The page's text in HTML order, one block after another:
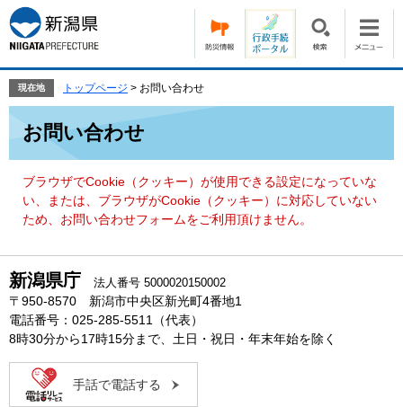
ー
ジ
の
頭
す。
ニ
ュ
ー
飛
て
現在地 トップページ > お問い合わせ
お問い合わせ
ブラウザでCookie（クッキー）が使用できる設定になっていな
い、または、ブラウザがCookie（クッキー）に対応していない
ため、お問い合わせフォームをご利用頂けません。
新潟県庁 法人番号 5000020150002
〒950-8570 新潟市中央区新光町4番地1
電話番号：025-285-5511（代表）
8時30分から17時15分まで、土日・祝日・年末年始を除く
手話で電話する